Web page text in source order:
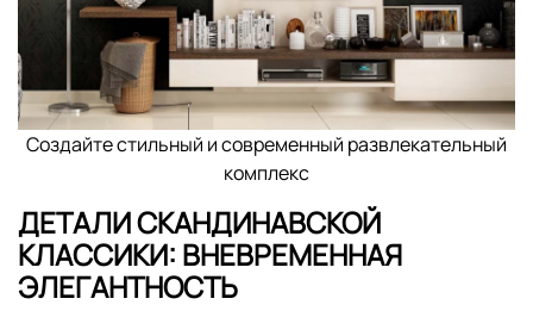
Создайте стильный и современный развлекательный
комплекс
ДЕТАЛИ СКАНДИНАВСКОЙ
КЛАССИКИ: ВНЕВРЕМЕННАЯ
ЭЛЕГАНТНОСТЬ